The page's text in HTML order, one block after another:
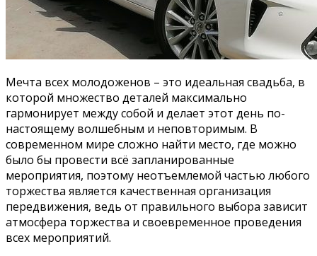
Мечта всех молодоженов – это идеальная свадьба, в
которой множество деталей максимально
гармонирует между собой и делает этот день по-
настоящему волшебным и неповторимым. В
современном мире сложно найти место, где можно
было бы провести всё запланированные
мероприятия, поэтому неотъемлемой частью любого
торжества является качественная организация
передвижения, ведь от правильного выбора зависит
атмосфера торжества и своевременное проведения
всех мероприятий.